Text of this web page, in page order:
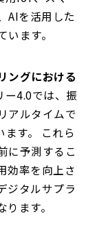
AIを活用した
ます。
ングにおける
ー4.0では、振
アルタイムで
す。 これら
に予測するこ
効率を向上さ
ジタルサプラ
ます。